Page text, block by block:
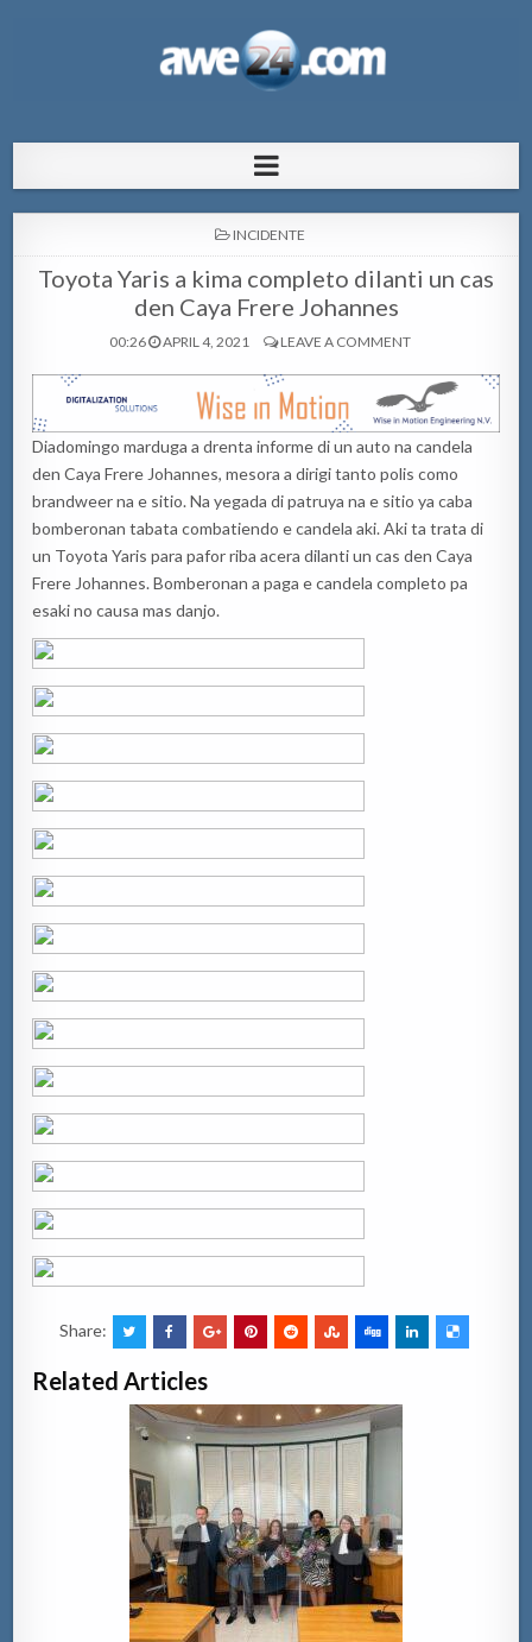
pa Aruba
POSTED
INCIDENTE
Toyota Yaris a kima completo dilanti un cas
den Caya Frere Johannes
00:26 APRIL 4, 2021 LEAVE A COMMENT
Diadomingo marduga a drenta informe di un auto na candela
den Caya Frere Johannes, mesora a dirigi tanto polis como
brandweer na e sitio. Na yegada di patruya na e sitio ya caba
bomberonan tabata combatiendo e candela aki. Aki ta trata di
un Toyota Yaris para pafor riba acera dilanti un cas den Caya
Frere Johannes. Bomberonan a paga e candela completo pa
esaki no causa mas danjo.
Share:
Related Articles